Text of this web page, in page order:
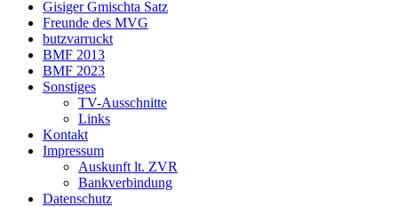
Gisiger Gmischta Satz
Freunde des MVG
butzvarruckt
BMF 2013
BMF 2023
Sonstiges
TV-Ausschnitte
Links
Kontakt
Impressum
Auskunft lt. ZVR
Bankverbindung
Datenschutz